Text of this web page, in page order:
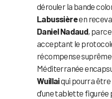
dérouler la bande
Labussièreen
Daniel Nadaud, parce
acceptant le
récompense
Méditerranée
Wuillaiqui pourra être
d’une tablette figurée